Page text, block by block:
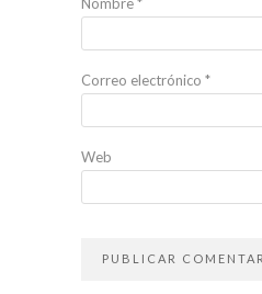
Correo electrónico *
Web